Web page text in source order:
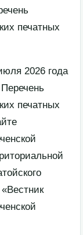
печатных
2026 года
печатных